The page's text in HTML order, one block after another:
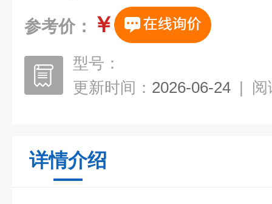
参考价： ￥
型号：
更新时间： 2026-06-24 | 阅
详情介绍